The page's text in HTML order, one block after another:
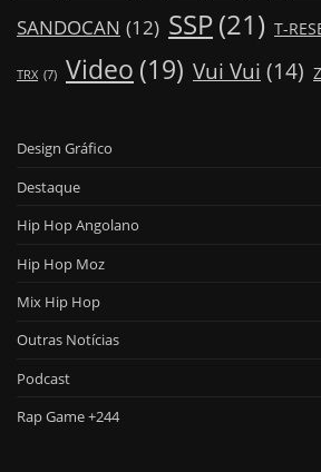
SANDOCAN (12) SSP(21) T-
TRX (7) Video (19) Vui Vui (14)
Design Gráfico
Destaque
Hip Hop Angolano
Hip Hop Moz
Mix Hip Hop
Outras Notícias
Podcast
Rap Game +244